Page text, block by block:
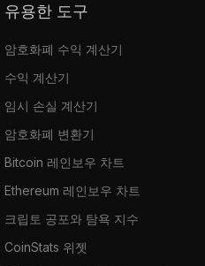
유용한 도구
암호화폐 수익 계산기
수익 계산기
임시 손실 계산기
암호화폐 변환기
Bitcoin 레인보우 차트
Ethereum 레인보우 차트
크립토 공포와 탐욕 지수
CoinStats 위젯